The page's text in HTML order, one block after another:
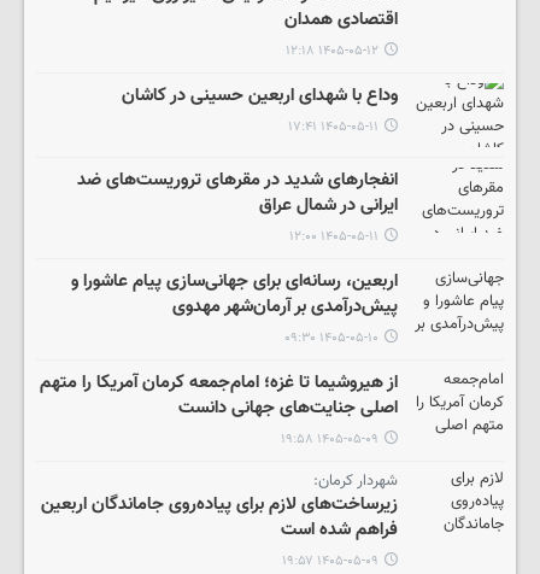
اقتصادی همدان
۱۴۰۵-۰۵-۱۲ ۱۲:۱۸
وداع با شهدای اربعین حسینی در کاشان
۱۴۰۵-۰۵-۱۱ ۱۷:۴۱
انفجارهای شدید در مقرهای تروریست‌های ضد
ایرانی در شمال عراق
۱۴۰۵-۰۵-۱۱ ۱۲:۰۰
اربعین، رسانه‌ای برای جهانی‌سازی پیام عاشورا و
پیش‌درآمدی بر آرمان‌شهر مهدوی
۱۴۰۵-۰۵-۱۰ ۰۹:۳۰
از هیروشیما تا غزه؛ امام‌جمعه کرمان آمریکا را متهم
اصلی جنایت‌های جهانی دانست
۱۴۰۵-۰۵-۰۹ ۱۹:۵۸
شهردار کرمان:
زیرساخت‌های لازم برای پیاده‌روی جاماندگان اربعین
فراهم شده است
۱۴۰۵-۰۵-۰۹ ۱۹:۵۷